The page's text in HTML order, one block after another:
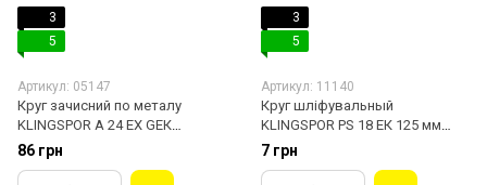
3
5
Артикул: 05147
Круг зачисний по металу
KLINGSPOR A 24 EX GEК
150х6х22.23 мм (235371)
86 грн
3
5
Артикул: 11140
Круг шліфувальный
KLINGSPOR PS 18 ЕК 125 мм
270577
7 грн